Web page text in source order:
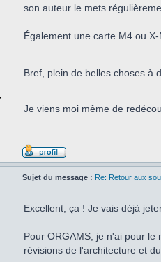
son auteur le mets
Également une carte M4 ou
Bref, plein de belles choses à
Je viens moi même de
Sujet du message : Re: Retour aux
Excellent, ça ! Je vais déjà
Pour ORGAMS, je n'ai pour
révisions de l'architecture et